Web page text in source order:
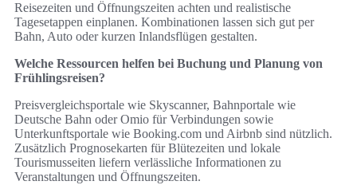
Reisezeiten und Öffnungszeiten achten und realistische
Tagesetappen einplanen. Kombinationen lassen sich gut per
Bahn, Auto oder kurzen Inlandsflügen gestalten.
Welche Ressourcen helfen bei Buchung und Planung von
Frühlingsreisen?
Preisvergleichsportale wie Skyscanner, Bahnportale wie
Deutsche Bahn oder Omio für Verbindungen sowie
Unterkunftsportale wie Booking.com und Airbnb sind nützlich.
Zusätzlich Prognosekarten für Blütezeiten und lokale
Tourismusseiten liefern verlässliche Informationen zu
Veranstaltungen und Öffnungszeiten.